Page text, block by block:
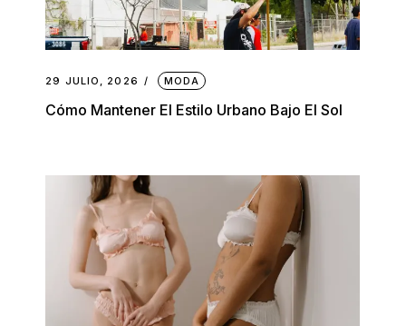
29 JULIO, 2026 MODA
Cómo Mantener El Estilo Urbano Bajo El Sol